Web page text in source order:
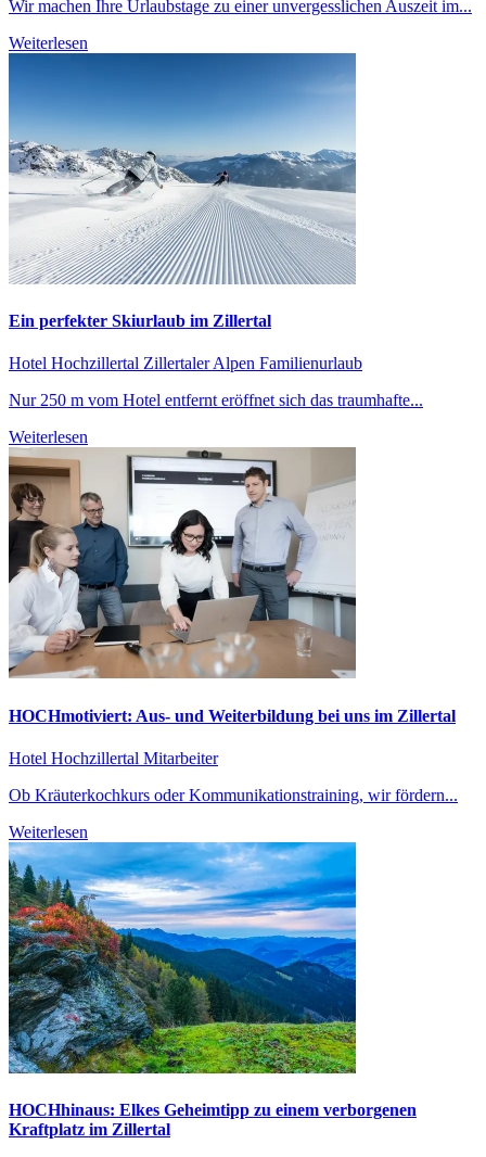
Wir machen Ihre Urlaubstage zu einer unvergesslichen Auszeit im...
Weiterlesen
Ein perfekter Skiurlaub im Zillertal
Hotel Hochzillertal Zillertaler Alpen Familienurlaub
Nur 250 m vom Hotel entfernt eröffnet sich das traumhafte...
Weiterlesen
HOCHmotiviert: Aus- und Weiterbildung bei uns im Zillertal
Hotel Hochzillertal Mitarbeiter
Ob Kräuterkochkurs oder Kommunikationstraining, wir fördern...
Weiterlesen
HOCHhinaus: Elkes Geheimtipp zu einem verborgenen
Kraftplatz im Zillertal